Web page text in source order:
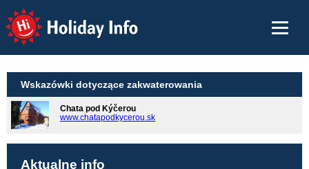
Holiday Info
Wskazówki dotyczące zakwaterowania
Chata pod Kýčerou
www.chatapodkycerou.sk
Aktualne info